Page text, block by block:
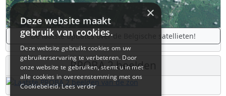
De laatste updates over de Belgische satellieten!
PROBA 2 beelden
×
Deze website maakt
gebruik van cookies.
Deze website gebruikt cookies om uw
gebruikerservaring te verbeteren. Door
onze website te gebruiken, stemt u in met
alle cookies in overeenstemming met ons
Cookiebeleid.Lees verder